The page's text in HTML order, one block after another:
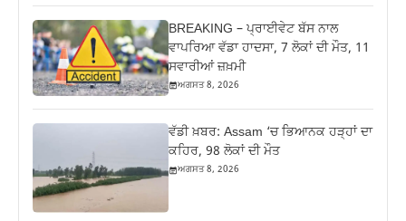
BREAKING – ਪ੍ਰਾਈਵੇਟ ਬੱਸ ਨਾਲ
ਵਾਪਰਿਆ ਵੱਡਾ ਹਾਦਸਾ, 7 ਲੋਕਾਂ ਦੀ ਮੌਤ, 11
ਸਵਾਰੀਆਂ ਜ਼ਖ਼ਮੀ
ਅਗਸਤ 8, 2026
ਵੱਡੀ ਖ਼ਬਰ: Assam ‘ਚ ਭਿਆਨਕ ਹੜ੍ਹਾਂ ਦਾ
ਕਹਿਰ, 98 ਲੋਕਾਂ ਦੀ ਮੌਤ
ਅਗਸਤ 8, 2026